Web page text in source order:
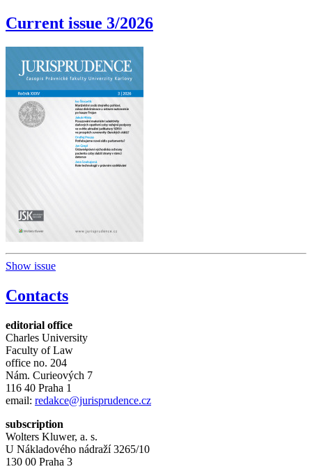
Current issue 3/2026
Show issue
Contacts
editorial office
Charles University
Faculty of Law
office no. 204
Nám. Curieových 7
116 40 Praha 1
email: redakce@jurisprudence.cz
subscription
Wolters Kluwer, a. s.
U Nákladového nádraží 3265/10
130 00 Praha 3